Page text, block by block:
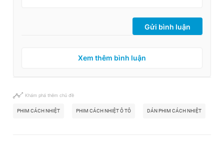
Gửi bình luận
Xem thêm bình luận
Khám phá thêm chủ đề
PHIM CÁCH NHIỆT PHIM CÁCH NHIỆT Ô TÔ DÁN PHIM CÁCH NHIỆT